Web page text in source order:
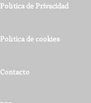
Política de Privacidad
Política de cookies
Contacto